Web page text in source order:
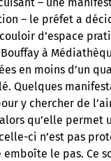
– le préfet a
d’espace
à
en moins d’un
Quelques
y chercher de
qu’elle permet
ci n’est pas
le pas. Ce